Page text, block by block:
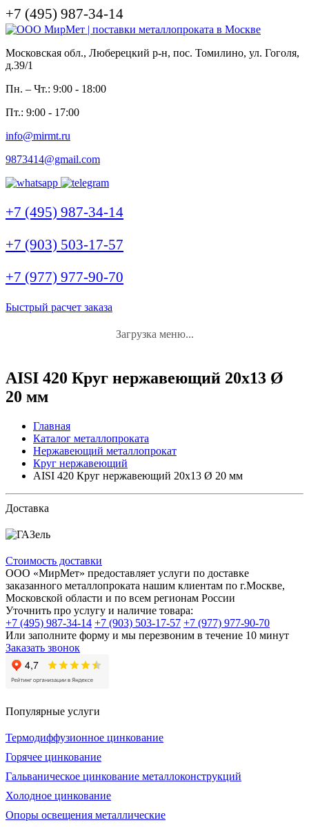
+7 (495) 987-34-14
Московская обл., Люберецкий р-н, пос. Томилино, ул. Гоголя,
д.39/1
Пн. – Чт.: 9:00 - 18:00
Пт.: 9:00 - 17:00
info@mirmt.ru
9873414@gmail.com
+7 (495) 987-34-14
+7 (903) 503-17-57
+7 (977) 977-90-70
Быстрый расчет заказа
Загрузка меню...
AISI 420 Круг нержавеющий 20x13 Ø
20 мм
Главная
Каталог металлопроката
Нержавеющий металлопрокат
Круг нержавеющий
AISI 420 Круг нержавеющий 20x13 Ø 20 мм
Доставка
Стоимость доставки
ООО «МирМет» предоставляет услуги по доставке
заказанного металлопроката нашим клиентам по г.Москве,
Московской области и по всем регионам России
Уточнить про услугу и наличие товара:
+7 (495) 987-34-14 +7 (903) 503-17-57 +7 (977) 977-90-70
Или заполните форму и мы перезвоним в течение 10 минут
Заказать звонок
Популярные услуги
Термодиффузионное цинкование
Горячее цинкование
Гальваническое цинкование металлоконструкций
Холодное цинкование
Опоры освещения металлические